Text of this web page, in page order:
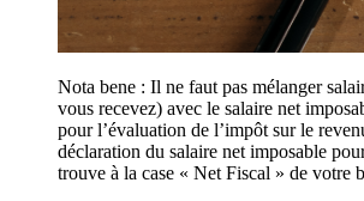
Nota bene : Il ne faut pas mélanger
vous recevez) avec le salaire net
pour l’évaluation de l’impôt sur le
déclaration du salaire net imposable
trouve à la case « Net Fiscal » de votre